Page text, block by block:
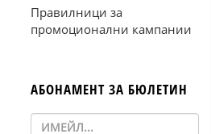
Правилници за
промоционални кампании
АБОНАМЕНТ ЗА БЮЛЕТИН